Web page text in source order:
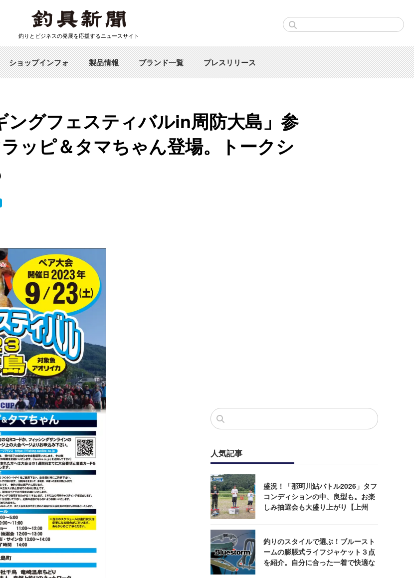
釣りとビジネスの発展を応援するニュースサイト
ショップインフォ 製品情報 ブランド一覧 プレスリリース
ングフェスティバルin周防大島」参
ッピ＆タマちゃん登場。トークシ
人気記事
盛況！「那珂川鮎バトル2026」タフ
コンディションの中、良型も。お楽
しみ抽選会も大盛り上がり【上州
釣りのスタイルで選ぶ！ブルースト
ームの膨脹式ライフジャケット３点
を紹介。自分に合った一着で快適な